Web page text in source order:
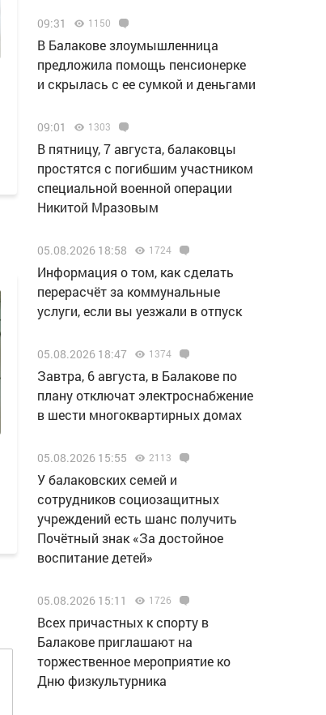
09:31 1150
В Балакове злоумышленница
предложила помощь пенсионерке
и скрылась с ее сумкой и деньгами
09:01 1303
В пятницу, 7 августа, балаковцы
простятся с погибшим участником
специальной военной операции
Никитой Мразовым
05.08.2026 18:58 1724
Информация о том, как сделать
перерасчёт за коммунальные
услуги, если вы уезжали в отпуск
05.08.2026 18:47 1374
Завтра, 6 августа, в Балакове по
плану отключат электроснабжение
в шести многоквартирных домах
05.08.2026 15:55 2113
У балаковских семей и
сотрудников социозащитных
учреждений есть шанс получить
Почётный знак «За достойное
воспитание детей»
05.08.2026 15:11 1726
Всех причастных к спорту в
Балакове приглашают на
торжественное мероприятие ко
Дню физкультурника